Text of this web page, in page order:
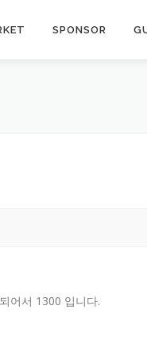
SPONSOR
어서 1300 입니다.